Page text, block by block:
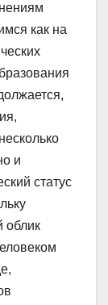
как на
и
статус
облик